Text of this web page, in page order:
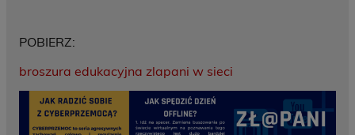
POBIERZ:
broszura edukacyjna zlapani w sieci